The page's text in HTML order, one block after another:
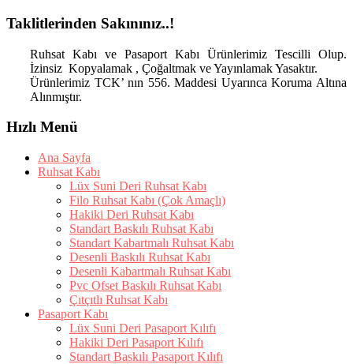
Taklitlerinden Sakınınız..!
Ruhsat Kabı ve Pasaport Kabı Ürünlerimiz Tescilli Olup.
İzinsiz Kopyalamak , Çoğaltmak ve Yayınlamak Yasaktır.
Ürünlerimiz TCK’ nın 556. Maddesi Uyarınca Koruma Altına
Alınmıştır.
Hızlı Menü
Ana Sayfa
Ruhsat Kabı
Lüx Suni Deri Ruhsat Kabı
Filo Ruhsat Kabı (Çok Amaçlı)
Hakiki Deri Ruhsat Kabı
Standart Baskılı Ruhsat Kabı
Standart Kabartmalı Ruhsat Kabı
Desenli Baskılı Ruhsat Kabı
Desenli Kabartmalı Ruhsat Kabı
Pvc Ofset Baskılı Ruhsat Kabı
Çıtçıtlı Ruhsat Kabı
Pasaport Kabı
Lüx Suni Deri Pasaport Kılıfı
Hakiki Deri Pasaport Kılıfı
Standart Baskılı Pasaport Kılıfı